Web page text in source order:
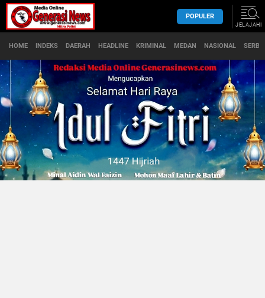
POPULER
JELAJAHI
HOME INDEKS DAERAH HEADLINE KRIMINAL MEDAN NASIONAL